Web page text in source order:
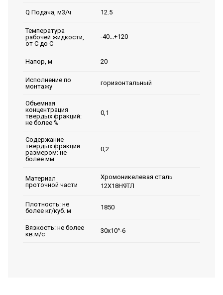
Q Подача, м3/ч 12.5
Температура
рабочей жидкости,
от С до С
-40...+120
Напор, м 20
Исполнение по
монтажу
горизонтальный
Объемная
концентрация
твердых фракций:
не более %
0,1
Содержание
твердых фракций
размером: не
более мм
0,2
Материал
проточной части
Хромоникелевая сталь
12Х18Н9ТЛ
Плотность: не
более кг/куб. м
1850
Вязкость: не более
кв.м/с
30х10^-6